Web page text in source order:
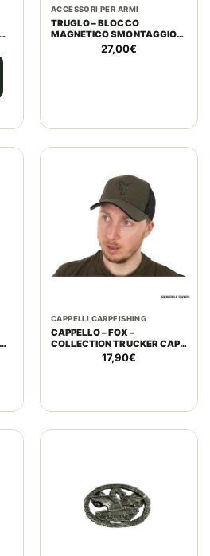
ACCESSORI PER ARMI
TRUGLO – BLOCCO
MAGNETICO SMONTAGGIO
1911/GLOCK (TG974B)
27,00€
CAPPELLI CARPFISHING
CAPPELLO – FOX –
COLLECTION TRUCKER CAP
GREEN/BLACK
17,90€